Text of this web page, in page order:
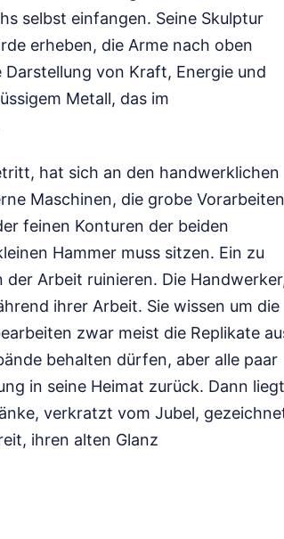
selbst einfangen. Seine Skulptur
erheben, die Arme nach oben
von Kraft, Energie und
Metall, das im
hat sich an den handwerklichen
Maschinen, die grobe Vorarbeiten
feinen Konturen der beiden
Hammer muss sitzen. Ein zu
Arbeit ruinieren. Die
ihrer Arbeit. Sie wissen um die
zwar meist die Replikate
behalten dürfen, aber alle paar
in seine Heimat zurück. Dann liegt
verkratzt vom Jubel,
ihren alten Glanz